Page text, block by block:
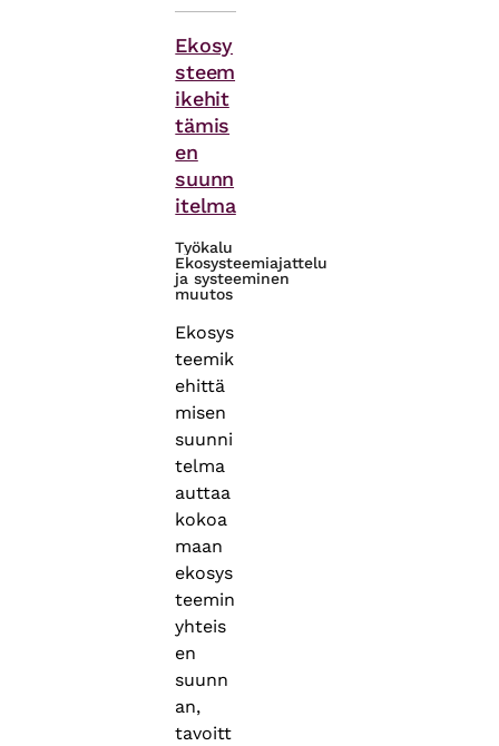
Ekosy
steem
ikehit
tämis
en
suunn
itelma
Työkalu
Ekosysteemiajattelu
ja systeeminen
muutos
Ekosys
teemik
ehittä
misen
suunni
telma
auttaa
kokoa
maan
ekosys
teemin
yhteis
en
suunn
an,
tavoitt